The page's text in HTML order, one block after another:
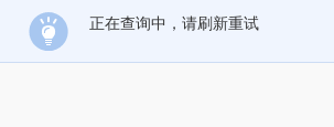
正在查询中，请刷新重试